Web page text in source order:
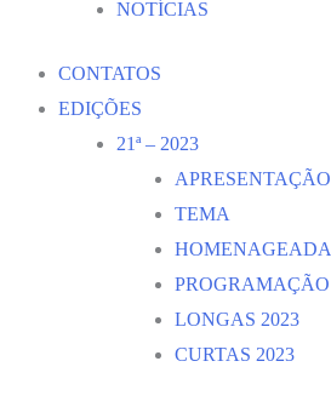
NOTÍCIAS
CONTATOS
EDIÇÕES
21ª – 2023
APRESENTAÇÃO
TEMA
HOMENAGEADA
PROGRAMAÇÃO
LONGAS 2023
CURTAS 2023